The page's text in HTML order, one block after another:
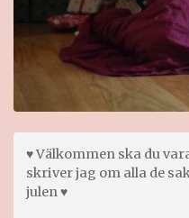
♥ Välkommen ska du
skriver jag om alla de
julen ♥